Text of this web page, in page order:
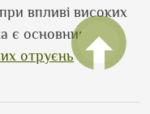
впливі високих
є основним
отруєнь